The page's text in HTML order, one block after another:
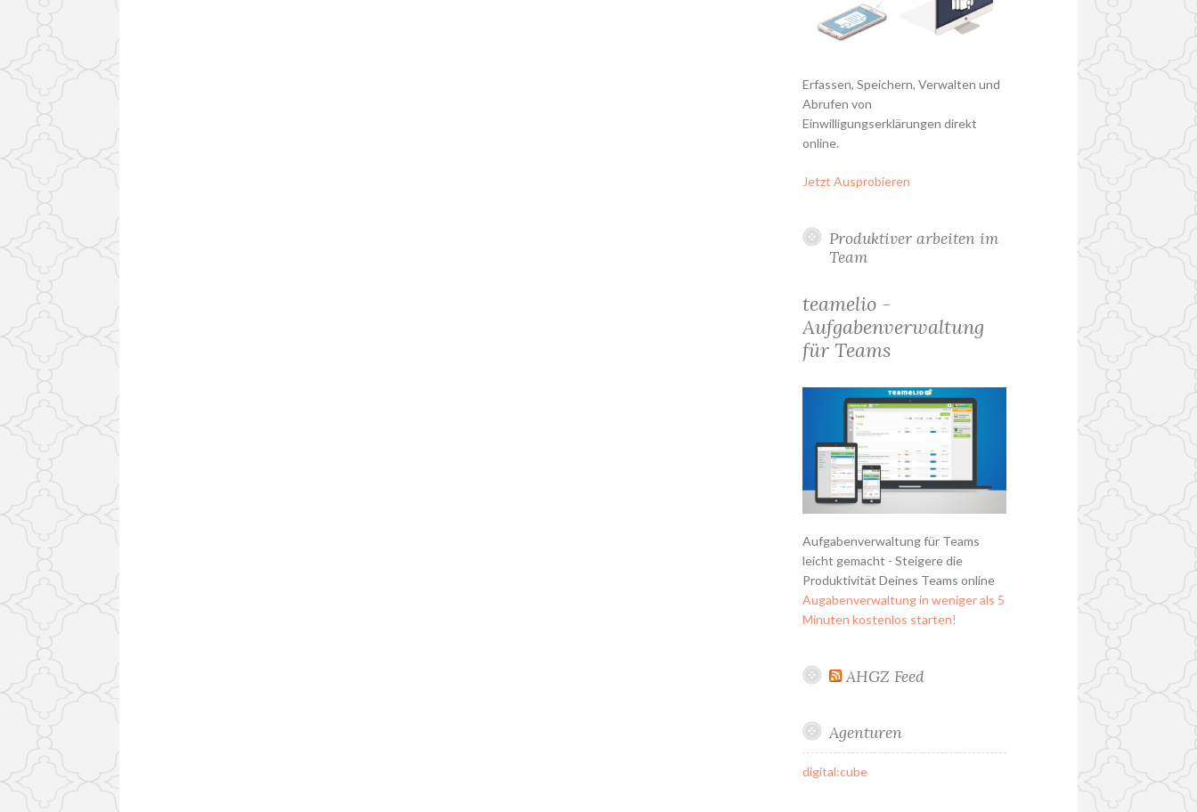
Erfassen, Speichern, Verwalten und
Abrufen von
Einwilligungserklärungen direkt
online.
Jetzt Ausprobieren
Produktiver arbeiten im
Team
teamelio -
Aufgabenverwaltung
für Teams
Aufgabenverwaltung für Teams
leicht gemacht - Steigere die
Produktivität Deines Teams online
Augabenverwaltung in weniger als 5
Minuten kostenlos starten!
AHGZ Feed
Agenturen
digital:cube